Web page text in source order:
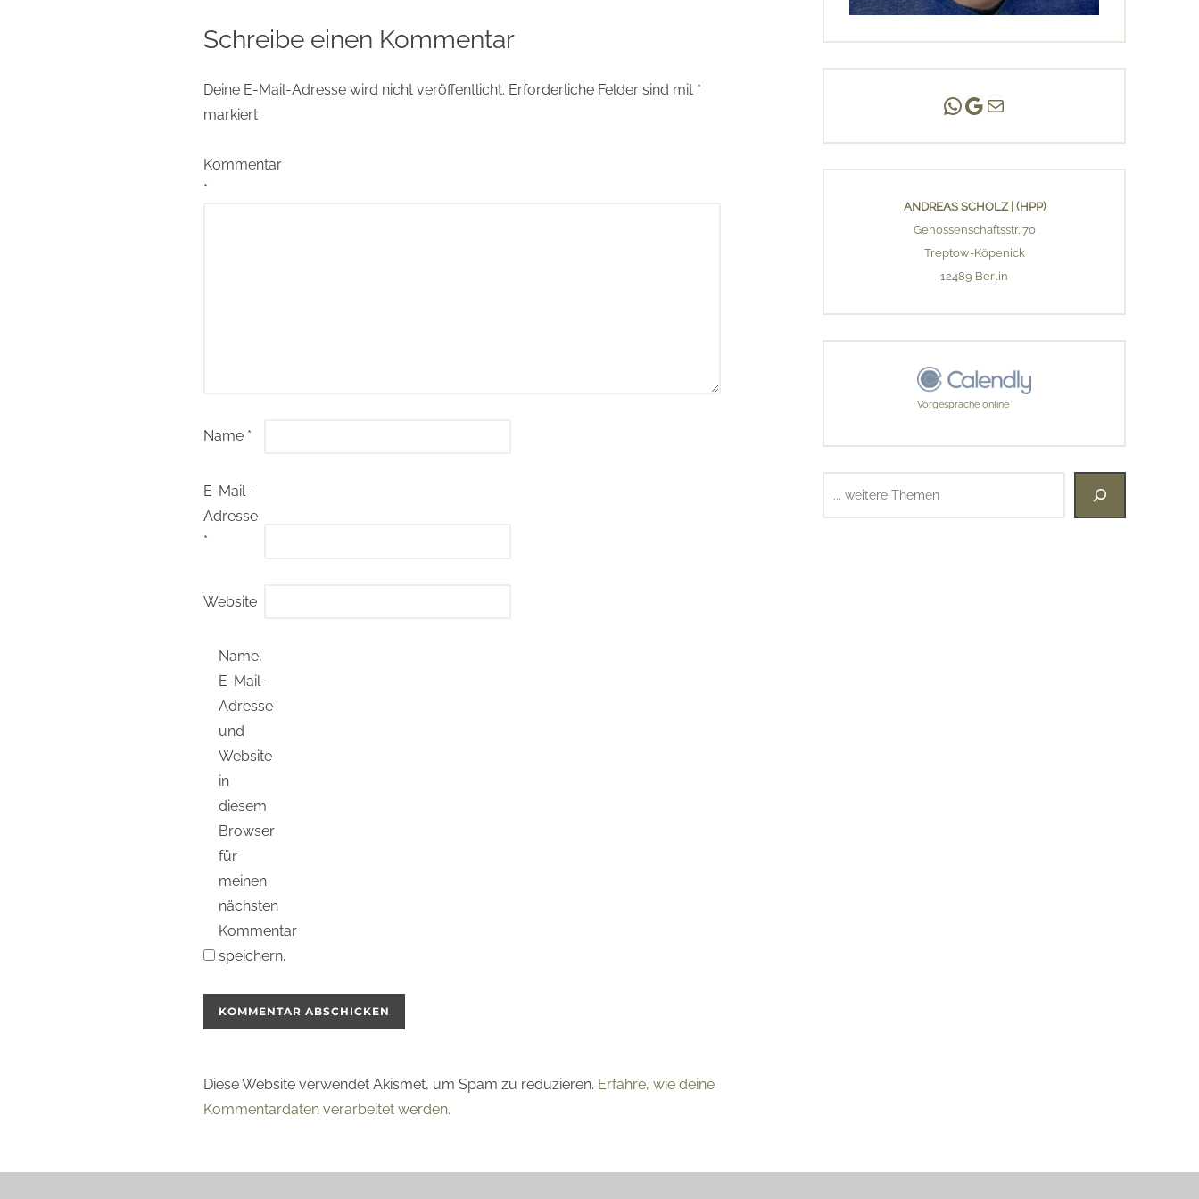
Schreibe einen Kommentar
Deine E-Mail-Adresse wird nicht veröffentlicht. Erforderliche Felder sind mit *
markiert
Kommentar
*
Name *
E-Mail-
Adresse
*
Website
Name,
E-Mail-
Adresse
und
Website
in
diesem
Browser
für
meinen
nächsten
Kommentar
speichern.
Diese Website verwendet Akismet, um Spam zu reduzieren. Erfahre, wie deine
Kommentardaten verarbeitet werden.
Andreas Scholz | (HPP)
Praxis Adlershof
E-Mail an mich ...
ANDREAS SCHOLZ | (HPP)
Genossenschaftsstr. 70
Treptow-Köpenick
12489 Berlin
Vorgespräche online